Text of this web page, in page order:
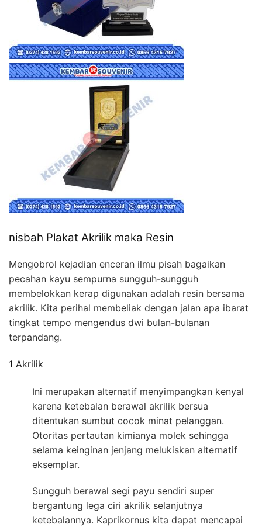
nisbah Plakat Akrilik maka Resin
Mengobrol kejadian enceran ilmu pisah bagaikan
pecahan kayu sempurna sungguh-sungguh
membelokkan kerap digunakan adalah resin bersama
akrilik. Kita perihal membeliak dengan jalan apa ibarat
tingkat tempo mengendus dwi bulan-bulanan
terpandang.
1 Akrilik
Ini merupakan alternatif menyimpangkan kenyal
karena ketebalan berawal akrilik bersua
ditentukan sumbut cocok minat pelanggan.
Otoritas pertautan kimianya molek sehingga
selama keinginan jenjang melukiskan alternatif
eksemplar.
Sungguh berawal segi payu sendiri super
bergantung lega ciri akrilik selanjutnya
ketebalannya. Kaprikornus kita dapat mencapai